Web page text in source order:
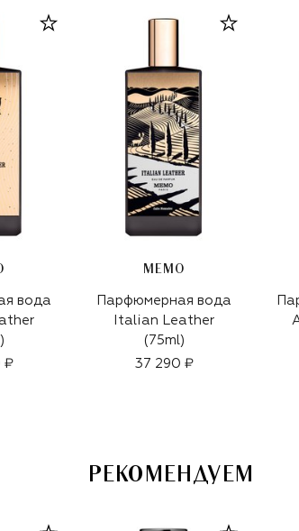
вода
₽
MEMO
Парфюмерная вода
Italian Leather
(75ml)
37 290 ₽
РЕКОМЕНДУЕМ